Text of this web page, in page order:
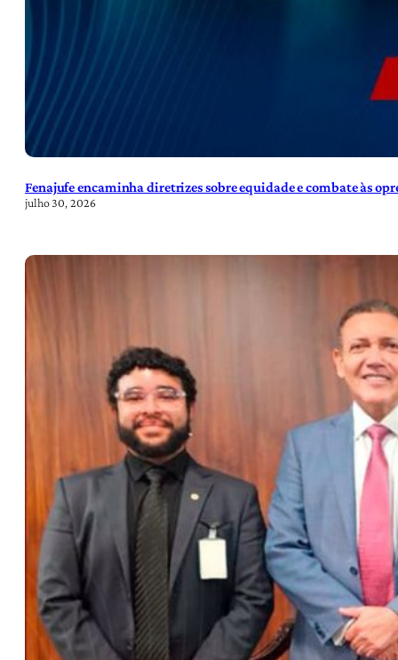
Fenajufe encaminha diretrizes sobre equidade e combate às
julho 30, 2026